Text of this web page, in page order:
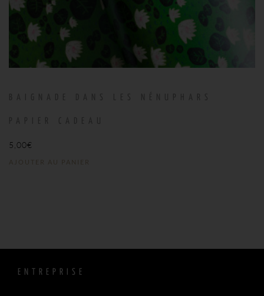
5,00€
AJOUTER AU PANIER
ENTREPRISE